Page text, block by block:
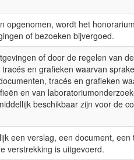
opgenomen, wordt het
of bezoeken bijvergoed.
of door de regelen van
en grafieken waarvan
tracés en grafieken
en van
beschikbaar zijn voor de
een verslag, een document,
verstrekking is uitgevoerd.